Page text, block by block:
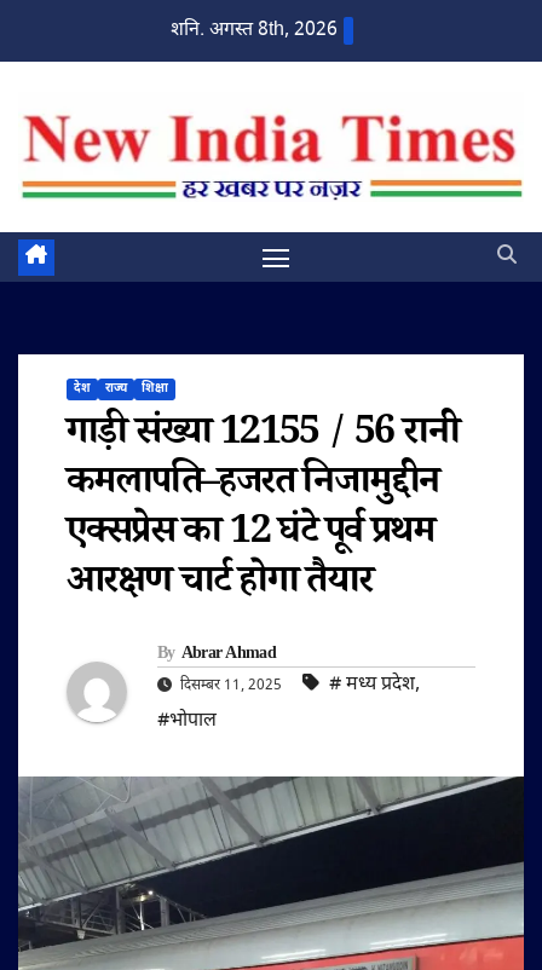
शनि. अगस्त 8th, 2026
देश राज्य शिक्षा
गाड़ी संख्या 12155 / 56 रानी
कमलापति–हजरत निजामुद्दीन
एक्सप्रेस का 12 घंटे पूर्व प्रथम
आरक्षण चार्ट होगा तैयार
By Abrar Ahmad
दिसम्बर 11, 2025 #‌ मध्य प्रदेश,
#भोपाल